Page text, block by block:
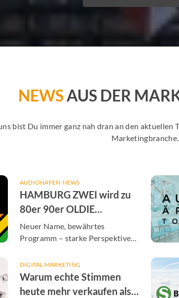
NEWSAUS DER
bist Du immer ganz nah dran an den aktuellen
Marketingbranche.
AUDIOHAFEN-NEWS
HAMBURG ZWEI wird zu
80er 90er OLDIE
ANTENNE Hamburg
Neuer Name, bewährtes
Programm – starke Perspektiven
DIGITAL MARKETING
Warum echte Stimmen
heute mehr verkaufen als